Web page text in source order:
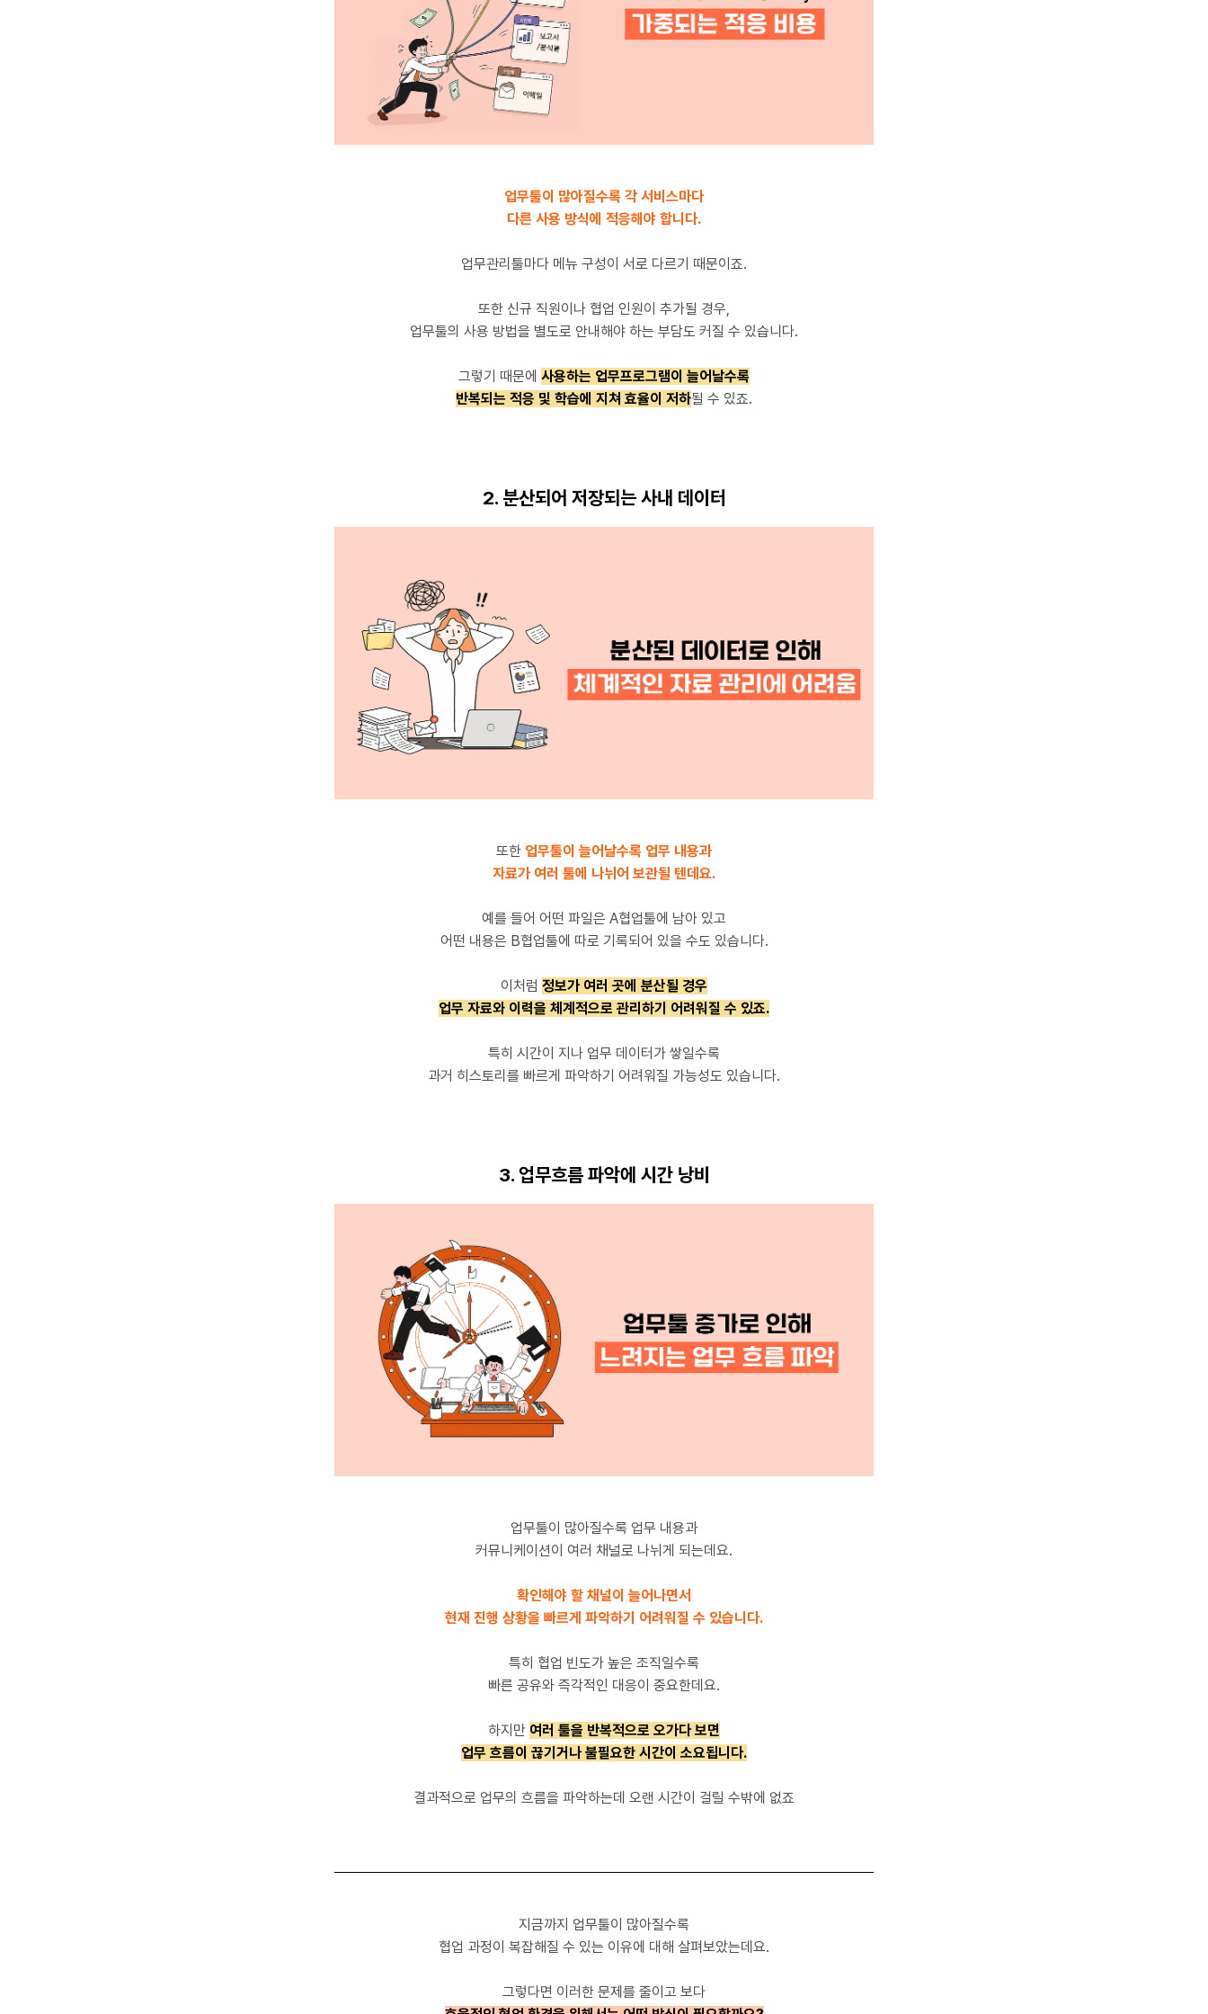
업무툴이 많아질수록 각 서비스마다
다른 사용 방식에 적응해야 합니다.
업무관리툴마다 메뉴 구성이 서로 다르기 때문이죠.
또한 신규 직원이나 협업 인원이 추가될 경우,
업무툴의 사용 방법을 별도로 안내해야 하는 부담도 커질 수 있습니다.
그렇기 때문에 사용하는 업무프로그램이 늘어날수록
반복되는 적응 및 학습에 지쳐 효율이 저하될 수 있죠.
2. 분산되어 저장되는 사내 데이터
또한 업무툴이 늘어날수록 업무 내용과
자료가 여러 툴에 나뉘어 보관될 텐데요.
예를 들어 어떤 파일은 A협업툴에 남아 있고
어떤 내용은 B협업툴에 따로 기록되어 있을 수도 있습니다.
이처럼 정보가 여러 곳에 분산될 경우
업무 자료와 이력을 체계적으로 관리하기 어려워질 수 있죠.
특히 시간이 지나 업무 데이터가 쌓일수록
과거 히스토리를 빠르게 파악하기 어려워질 가능성도 있습니다.
3. 업무흐름 파악에 시간 낭비
업무툴이 많아질수록 업무 내용과
커뮤니케이션이 여러 채널로 나뉘게 되는데요.
확인해야 할 채널이 늘어나면서
현재 진행 상황을 빠르게 파악하기 어려워질 수 있습니다.
특히 협업 빈도가 높은 조직일수록
빠른 공유와 즉각적인 대응이 중요한데요.
하지만 여러 툴을 반복적으로 오가다 보면
업무 흐름이 끊기거나 불필요한 시간이 소요됩니다.
결과적으로 업무의 흐름을 파악하는데 오랜 시간이 걸릴 수밖에 없죠
지금까지 업무툴이 많아질수록
협업 과정이 복잡해질 수 있는 이유에 대해 살펴보았는데요.
그렇다면 이러한 문제를 줄이고 보다